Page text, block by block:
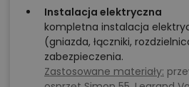
Instalacja elektryczna
kompletna instalacja
(gniazda, łączniki,
zabezpieczenia.
Zastosowane materiały: